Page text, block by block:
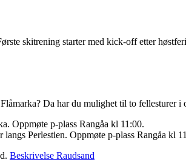
skitrening starter med kick-off etter
Da har du mulighet til to fellesturer i
Oppmøte p-plass Rangåa kl 11:00.
langs Perlestien. Oppmøte p-plass Rangåa kl
Beskrivelse Raudsand